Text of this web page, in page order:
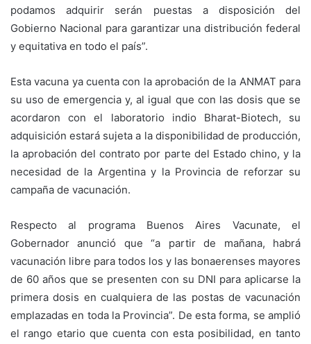
podamos adquirir serán puestas a disposición del
Gobierno Nacional para garantizar una distribución federal
y equitativa en todo el país”.
Esta vacuna ya cuenta con la aprobación de la ANMAT para
su uso de emergencia y, al igual que con las dosis que se
acordaron con el laboratorio indio Bharat-Biotech, su
adquisición estará sujeta a la disponibilidad de producción,
la aprobación del contrato por parte del Estado chino, y la
necesidad de la Argentina y la Provincia de reforzar su
campaña de vacunación.
Respecto al programa Buenos Aires Vacunate, el
Gobernador anunció que “a partir de mañana, habrá
vacunación libre para todos los y las bonaerenses mayores
de 60 años que se presenten con su DNI para aplicarse la
primera dosis en cualquiera de las postas de vacunación
emplazadas en toda la Provincia”. De esta forma, se amplió
el rango etario que cuenta con esta posibilidad, en tanto